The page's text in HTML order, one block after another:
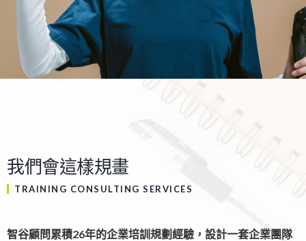
我們會這樣規畫
TRAINING CONSULTING SERVICES
智谷顧問累積26年的企業培訓規劃經驗，設計一套企業團隊